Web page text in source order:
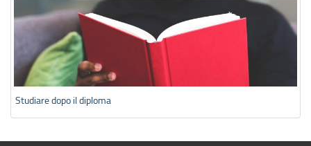
Studiare dopo il diploma